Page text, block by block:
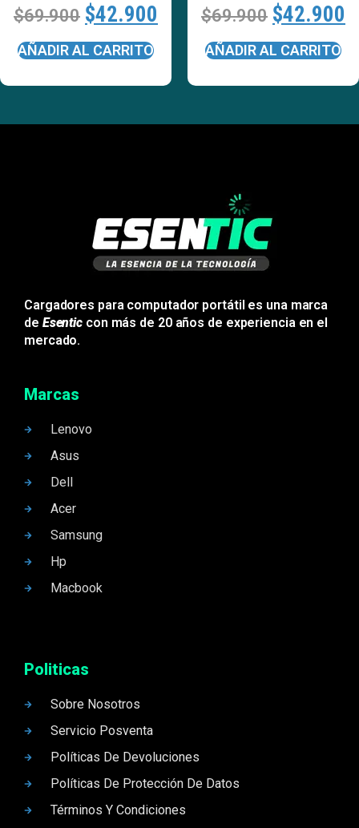
$69.900 $42.900
AÑADIR AL CARRITO
$69.900 $42.900
AÑADIR AL CARRITO
Cargadores para computador portátil es una marca
de Esentic con más de 20 años de experiencia en el
mercado.
Marcas
Lenovo
Asus
Dell
Acer
Samsung
Hp
Macbook
Politicas
Sobre Nosotros
Servicio Posventa
Políticas De Devoluciones
Políticas De Protección De Datos
Términos Y Condiciones